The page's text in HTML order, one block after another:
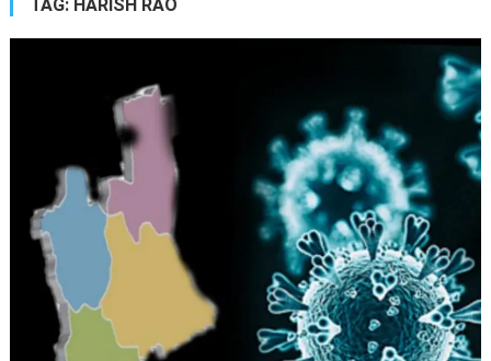
TAG: HARISH RAO